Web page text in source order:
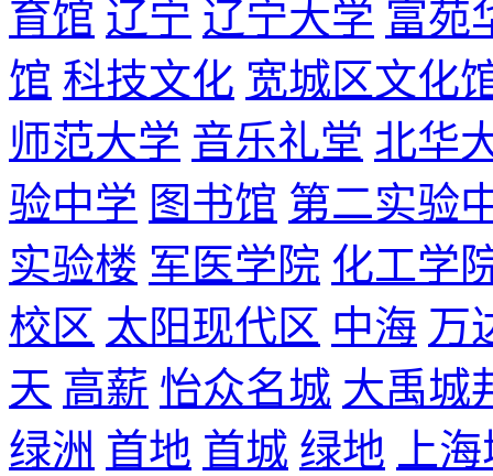
育馆 辽宁 辽宁大学 富苑
馆 科技文化 宽城区文化
师范大学 音乐礼堂 北华
验中学 图书馆 第二实验
实验楼 军医学院 化工学
校区 太阳现代区 中海 万
天 高薪 怡众名城 大禹城
绿洲 首地 首城 绿地
上